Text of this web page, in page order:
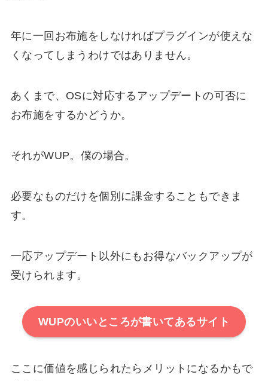
年に一回お布施をしなければプラグインが使えな
くなってしまうわけではありません。
あくまで、OSに対応するアップデートの可否に
お布施をするかどうか。
それがWUP。僕の場合。
必要なものだけを個別に課金することもできま
す。
一応アップデート以外にもお得なバックアップが
受けられます。
WUPのいいところが書いてあるサイト
ここに価値を感じられたらメリットになるかもで